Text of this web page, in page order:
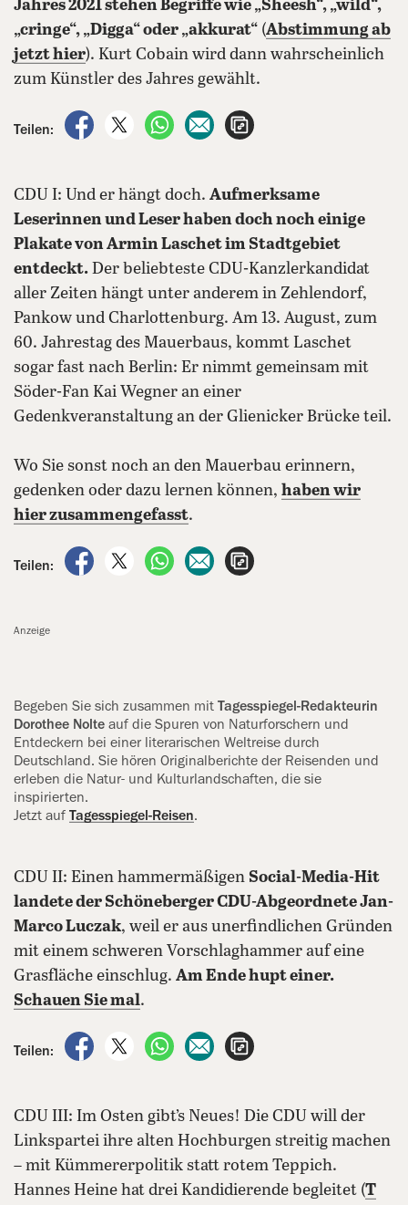
Jahres 2021 stehen Begriffe wie „Sheesh“, „wild“,
„cringe“, „Digga“ oder „akkurat“ (Abstimmung ab
jetzt hier). Kurt Cobain wird dann wahrscheinlich
zum Künstler des Jahres gewählt.
Teilen:
auf Facebook teilen
auf X teilenper WhatsApp teilen
per E-Mail teilen
CDU I: Und er hängt doch. Aufmerksame
Leserinnen und Leser haben doch noch einige
Plakate von Armin Laschet im Stadtgebiet
entdeckt. Der beliebteste CDU-Kanzlerkandidat
aller Zeiten hängt unter anderem in Zehlendorf,
Pankow und Charlottenburg. Am 13. August, zum
60. Jahrestag des Mauerbaus, kommt Laschet
sogar fast nach Berlin: Er nimmt gemeinsam mit
Söder-Fan Kai Wegner an einer
Gedenkveranstaltung an der Glienicker Brücke teil.
Wo Sie sonst noch an den Mauerbau erinnern,
gedenken oder dazu lernen können, haben wir
hier zusammengefasst.
Teilen:
auf Facebook teilen
auf X teilenper WhatsApp teilen
per E-Mail teilen
Anzeige
Begeben Sie sich zusammen mit Tagesspiegel-Redakteurin
Dorothee Nolte auf die Spuren von Natur­forschern und
Entdeckern bei einer literarischen Weltreise durch
Deutschland. Sie hören Original­berichte der Reisenden und
erleben die Natur- und Kultur­land­schaften, die sie
inspirierten.
Jetzt auf Tagesspiegel-Reisen.
CDU II: Einen hammermäßigen Social-Media-Hit
landete der Schöneberger CDU-Abgeordnete Jan-
Marco Luczak, weil er aus unerfindlichen Gründen
mit einem schweren Vorschlaghammer auf eine
Grasfläche einschlug. Am Ende hupt einer.
Schauen Sie mal.
Teilen:
auf Facebook teilen
auf X teilenper WhatsApp teilen
per E-Mail teilen
CDU III: Im Osten gibt’s Neues! Die CDU will der
Linkspartei ihre alten Hochburgen streitig machen
– mit Kümmererpolitik statt rotem Teppich.
Hannes Heine hat drei Kandidierende begleitet (T